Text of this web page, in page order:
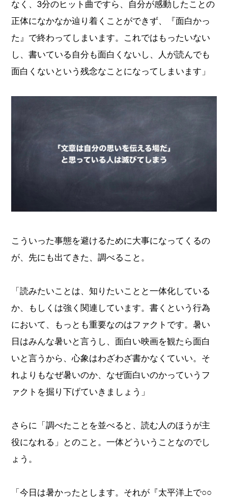
なく、3分のヒット曲ですら、自分が感動したことの
正体になかなか辿り着くことができず、『面白かっ
た』で終わってしまいます。これではもったいない
し、書いている自分も面白くないし、人が読んでも
面白くないという残念なことになってしまいます」
こういった事態を避けるために大事になってくるの
が、先にも出てきた、調べること。
「読みたいことは、知りたいことと一体化している
か、もしくは強く関連しています。書くという行為
において、もっとも重要なのはファクトです。暑い
日はみんな暑いと言うし、面白い映画を観たら面白
いと言うから、心象はわざわざ書かなくていい。そ
れよりもなぜ暑いのか、なぜ面白いのかっていうフ
ァクトを掘り下げていきましょう」
さらに「調べたことを並べると、読む人のほうが主
役になれる」とのこと。一体どういうことなのでし
ょう。
「今日は暑かったとします。それが『太平洋上で○○